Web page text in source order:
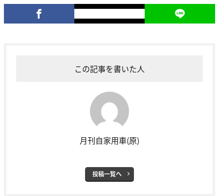
この記事を書いた人
月刊自家用車(原)
投稿一覧へ